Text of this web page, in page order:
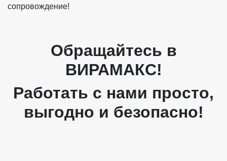
сопровождение!
Обращайтесь в
ВИРАМАКС!
Работать с нами просто,
выгодно и безопасно!